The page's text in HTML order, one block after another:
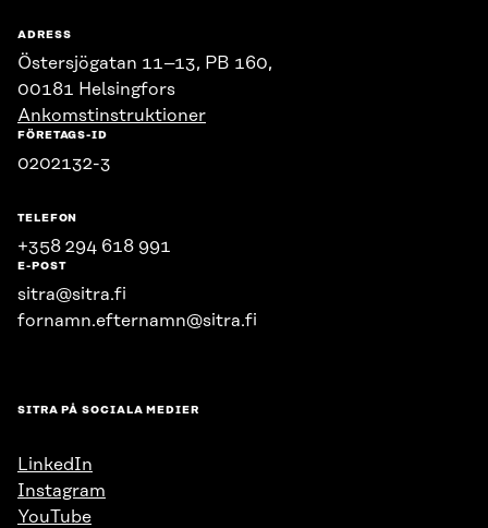
ADRESS
Östersjögatan 11–13, PB 160,
00181 Helsingfors
Ankomstinstruktioner
FÖRETAGS-ID
0202132-3
TELEFON
+358 294 618 991
E-POST
sitra@sitra.fi
fornamn.efternamn@sitra.fi
SITRA PÅ SOCIALA MEDIER
LinkedIn
Instagram
YouTube